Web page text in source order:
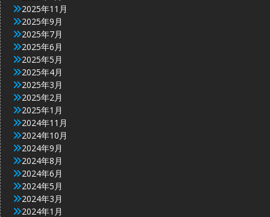
2025年11月
2025年9月
2025年7月
2025年6月
2025年5月
2025年4月
2025年3月
2025年2月
2025年1月
2024年11月
2024年10月
2024年9月
2024年8月
2024年6月
2024年5月
2024年3月
2024年1月